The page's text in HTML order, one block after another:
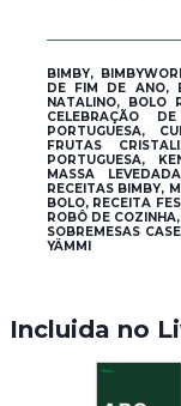
BIMBY,
DE FIM DE ANO,
NATALINO, BOLO
CELEBRAÇÃO
PORTUGUESA,
FRUTAS
PORTUGUESA,
MASSA
RECEITAS BIMBY,
BOLO, RECEITA
ROBÔ DE
SOBREMESAS
YÄMMI
Incluida no